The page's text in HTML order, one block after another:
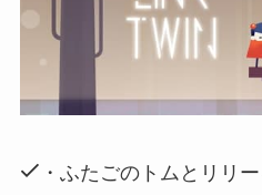
・ふたごのトムとリリ